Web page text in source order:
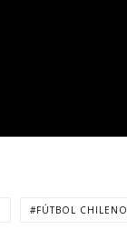
FÚTBOL CHILENO